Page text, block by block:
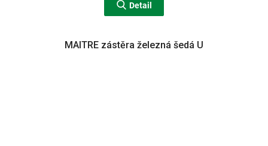
Detail
MAITRE zástěra železná šedá U